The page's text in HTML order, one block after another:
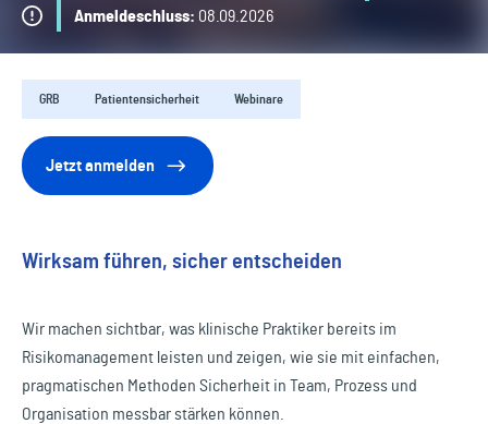
Anmeldeschluss: 08.09.2026
GRB Patientensicherheit Webinare
Jetzt anmelden
Wirksam führen, sicher entscheiden
Wir machen sichtbar, was klinische Praktiker bereits im
Risikomanagement leisten und zeigen, wie sie mit einfachen,
pragmatischen Methoden Sicherheit in Team, Prozess und
Organisation messbar stärken können.